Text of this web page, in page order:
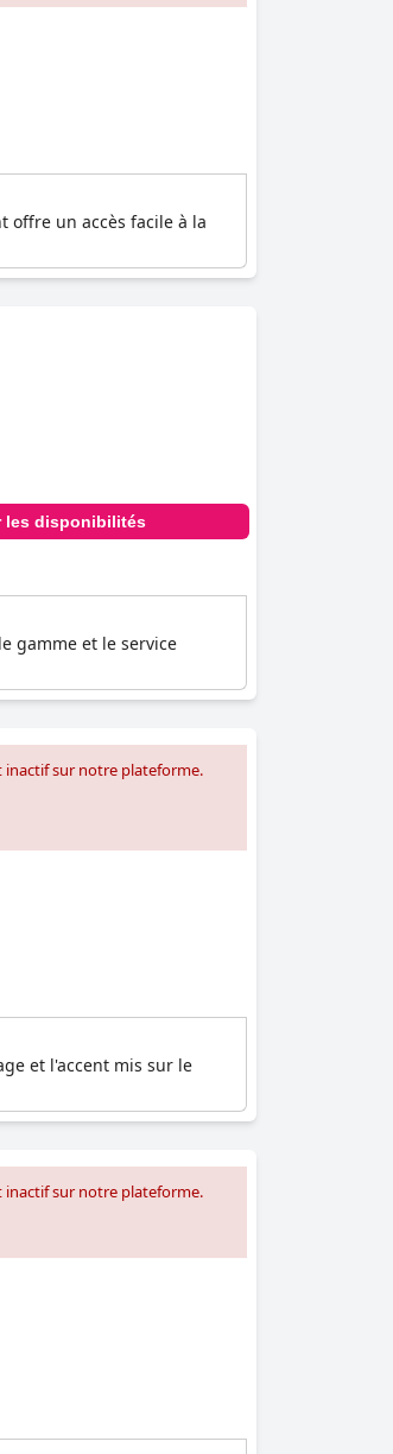
offre un accès facile à la
les disponibilités
gamme et le service
inactif sur notre plateforme.
et l'accent mis sur le
inactif sur notre plateforme.